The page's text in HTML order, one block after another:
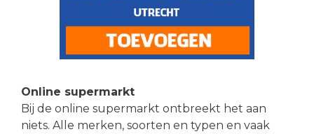
Online supermarkt
Bij de online supermarkt ontbreekt het aan
niets. Alle merken, soorten en typen en vaak